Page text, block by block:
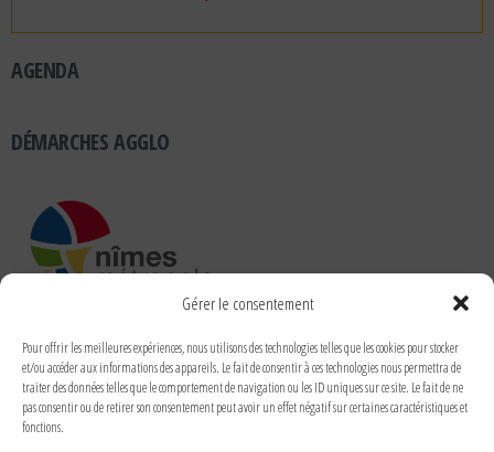
Gérer le consentement
Pour offrir les meilleures expériences, nous utilisons des technologies telles que les cookies pour stocker
et/ou accéder aux informations des appareils. Le fait de consentir à ces technologies nous permettra de
traiter des données telles que le comportement de navigation ou les ID uniques sur ce site. Le fait de ne
pas consentir ou de retirer son consentement peut avoir un effet négatif sur certaines caractéristiques et
fonctions.
AGENDA
DÉMARCHES AGGLO
RUBRIQUES